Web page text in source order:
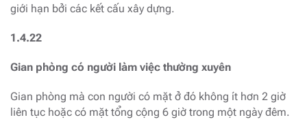
giới hạn bởi các kết cấu xây dựng.
1.4.22
Gian phòng có người làm việc thường xuyên
Gian phòng mà con người có mặt ở đó không ít hơn 2 giờ
liên tục hoặc có mặt tổng cộng 6 giờ trong một ngày đêm.